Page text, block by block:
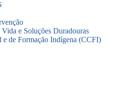
e Soluções Duradouras
e de Formação Indígena (CCFI)